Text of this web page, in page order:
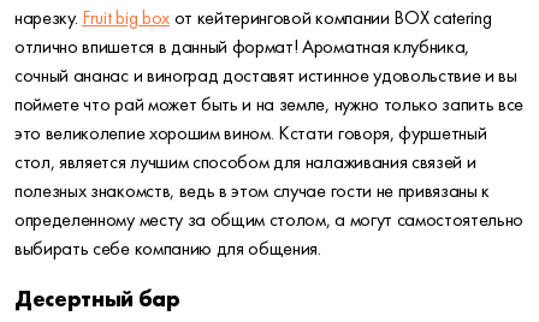
нарезку. Fruit big boxот кейтеринговой компании BOX catering
отлично впишется в данный формат! Ароматная клубника,
сочный ананас и виноград доставят истинное удовольствие и вы
поймете что рай может быть и на земле, нужно только запить все
это великолепие хорошим вином. Кстати говоря, фуршетный
стол, является лучшим способом для налаживания связей и
полезных знакомств, ведь в этом случае гости не привязаны к
определенному месту за общим столом, а могут самостоятельно
выбирать себе компанию для общения.
Десертный бар